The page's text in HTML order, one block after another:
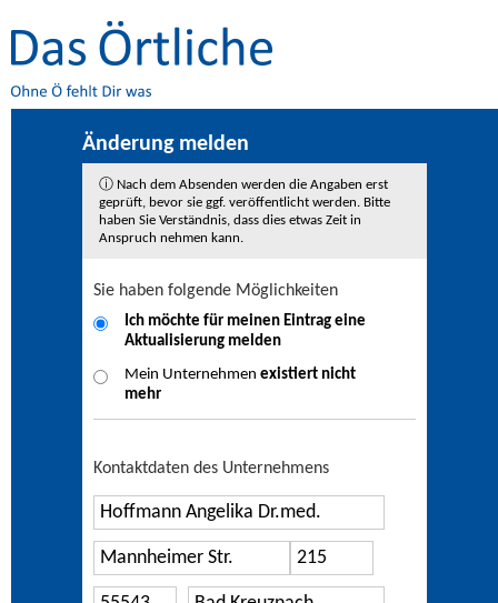
Änderung melden
ⓘ Nach dem Absenden werden die Angaben erst
geprüft, bevor sie ggf. veröffentlicht werden. Bitte
haben Sie Verständnis, dass dies etwas Zeit in
Anspruch nehmen kann.
Sie haben folgende Möglichkeiten
Ich möchte für meinen Eintrag eine
Aktualisierung melden
Mein Unternehmen existiert nicht
mehr
Kontaktdaten des Unternehmens